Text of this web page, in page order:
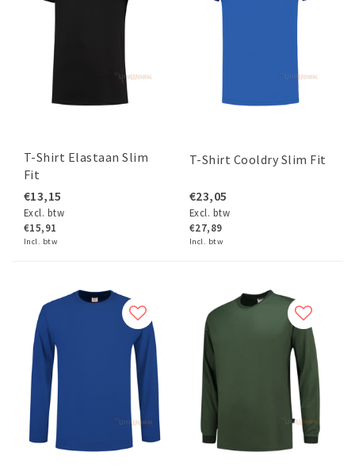
T-Shirt Elastaan Slim
Fit
€13,15
Excl. btw
€15,91
Incl. btw
T-Shirt Cooldry Slim Fit
€23,05
Excl. btw
€27,89
Incl. btw